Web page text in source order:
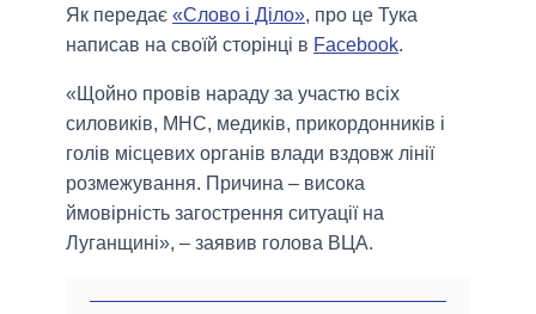
Як передає «Слово і Діло», про це Тука
написав на своїй сторінці в Facebook.
«Щойно провів нараду за участю всіх
силовиків, МНС, медиків, прикордонників і
голів місцевих органів влади вздовж лінії
розмежування. Причина – висока
ймовірність загострення ситуації на
Луганщині», – заявив голова ВЦА.